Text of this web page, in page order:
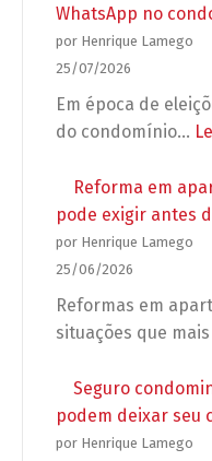
WhatsApp no
por Henrique Lamego
25/07/2026
Em época de
do condomínio…
Reforma em
pode exigir antes
por Henrique Lamego
25/06/2026
Reformas em
situações que
Seguro
podem deixar seu
por Henrique Lamego